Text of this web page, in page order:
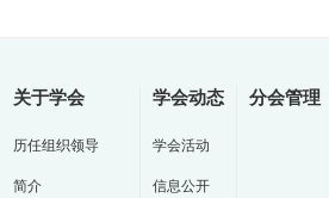
关于学会
历任组织领导
简介
学会动态
学会活动
信息公开
分会管理